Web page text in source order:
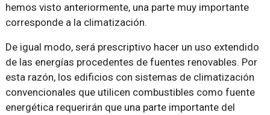
hemos visto anteriormente, una parte muy importante
corresponde a la climatización.
De igual modo, será prescriptivo hacer un uso extendido
de las energías procedentes de fuentes renovables. Por
esta razón, los edificios con sistemas de climatización
convencionales que utilicen combustibles como fuente
energética requerirán que una parte importante del